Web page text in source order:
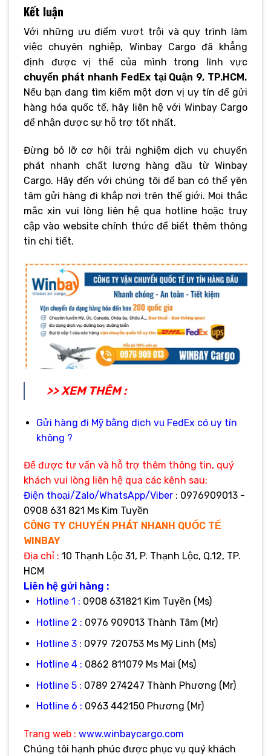
Kết luận
Với những ưu điểm vượt trội và quy trình làm
việc chuyên nghiệp, Winbay Cargo đã khẳng
định được vị thế của mình trong lĩnh vực
chuyển phát nhanh FedEx tại Quận 9, TP.HCM.
Nếu bạn đang tìm kiếm một đơn vị uy tín để gửi
hàng hóa quốc tế, hãy liên hệ với Winbay Cargo
để nhận được sự hỗ trợ tốt nhất.
Đừng bỏ lỡ cơ hội trải nghiệm dịch vụ chuyển
phát nhanh chất lượng hàng đầu từ Winbay
Cargo. Hãy đến với chúng tôi để bạn có thể yên
tâm gửi hàng đi khắp nơi trên thế giới. Mọi thắc
mắc xin vui lòng liên hệ qua hotline hoặc truy
cập vào website chính thức để biết thêm thông
tin chi tiết.
>> XEM THÊM :
Gửi hàng đi Mỹ bằng dịch vụ FedEx có uy tín
không ?
Để được tư vấn và hỗ trợ thêm thông tin, quý
khách vui lòng liên hệ qua các kênh sau:
Điện thoại/Zalo/WhatsApp/Viber : 0976909013 -
0908 631 821 Ms Kim Tuyền
CÔNG TY CHUYỂN PHÁT NHANH QUỐC TẾ
WINBAY
Địa chỉ : 10 Thạnh Lộc 31, P. Thạnh Lộc, Q.12, TP.
HCM
Liên hệ gửi hàng :
Hotline 1 : 0908 631821 Kim Tuyền (Ms)
Hotline 2 : 0976 909013 Thành Tâm (Mr)
Hotline 3 : 0979 720753 Ms Mỹ Linh (Ms)
Hotline 4 : 0862 811079 Ms Mai (Ms)
Hotline 5 : 0789 274247 Thành Phương (Mr)
Hotline 6 : 0963 442150 Phương (Mr)
Trang web : www.winbaycargo.com
Chúng tôi hạnh phúc được phục vụ quý khách